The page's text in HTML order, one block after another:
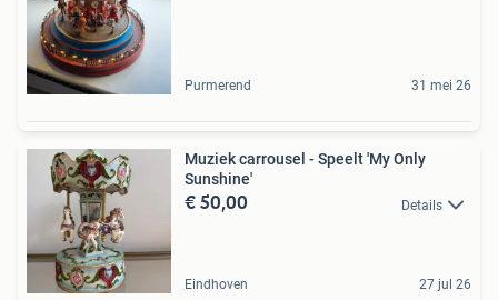
Purmerend 31 mei 26
Muziek carrousel - Speelt 'My Only
Sunshine'
€ 50,00 Details
Eindhoven 27 jul 26